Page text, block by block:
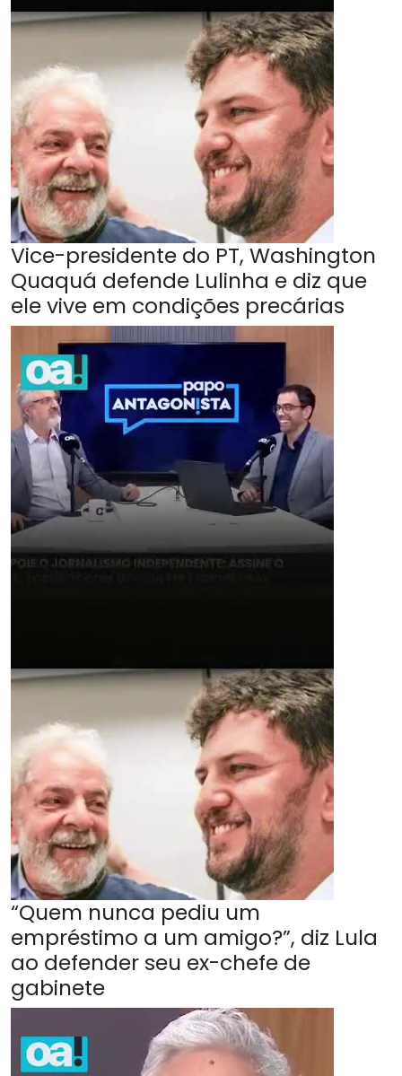
Vice-presidente do PT, Washington
Quaquá defende Lulinha e diz que
ele vive em condições precárias
“Quem nunca pediu um
empréstimo a um amigo?”, diz Lula
ao defender seu ex-chefe de
gabinete